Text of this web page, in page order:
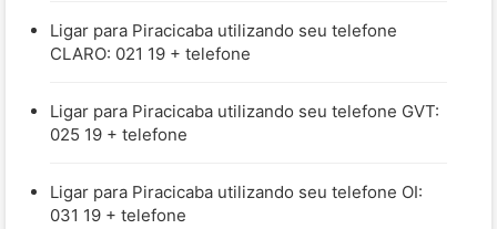
Ligar para Piracicaba utilizando seu telefone
CLARO: 021 19 + telefone
Ligar para Piracicaba utilizando seu telefone GVT:
025 19 + telefone
Ligar para Piracicaba utilizando seu telefone OI:
031 19 + telefone